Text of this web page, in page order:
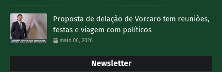
Proposta de delação de Vorcaro tem reuniões,
festas e viagem com políticos
maio 06, 2026
Newsletter